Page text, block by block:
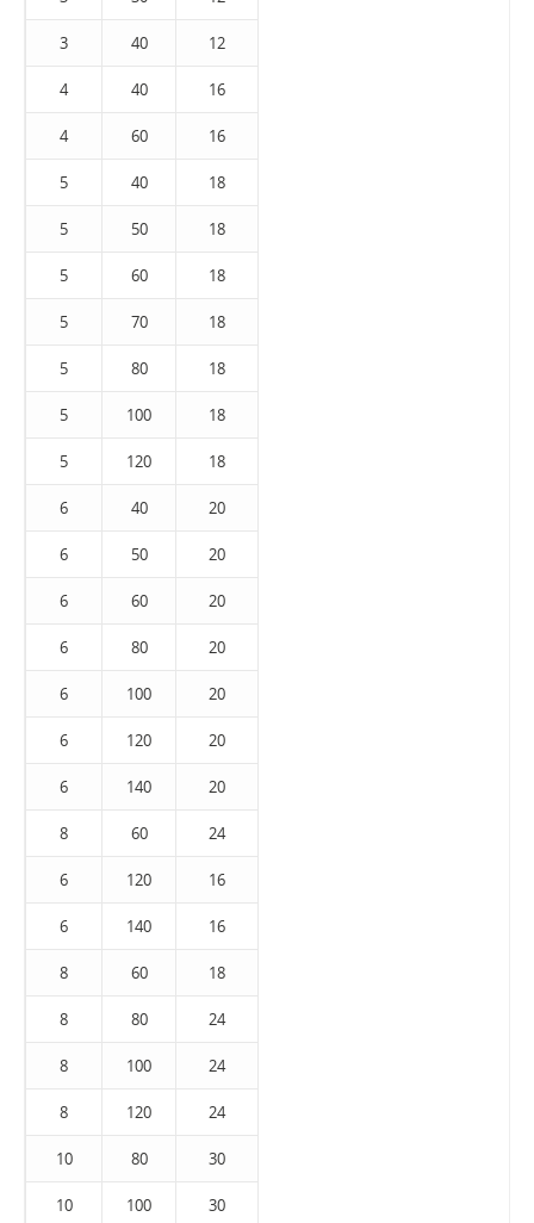
3 40 12
4 40 16
4 60 16
5 40 18
5 50 18
5 60 18
5 70 18
5 80 18
5 100 18
5 120 18
6 40 20
6 50 20
6 60 20
6 80 20
6 100 20
6 120 20
6 140 20
8 60 24
6 120 16
6 140 16
8 60 18
8 80 24
8 100 24
8 120 24
10 80 30
10 100 30